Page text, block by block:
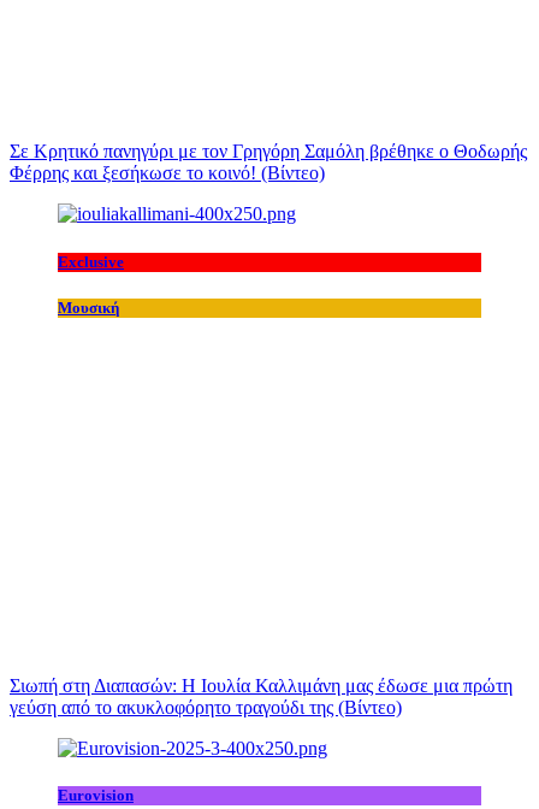
Σε Κρητικό πανηγύρι με τον Γρηγόρη Σαμόλη βρέθηκε ο Θοδωρής
Φέρρης και ξεσήκωσε το κοινό! (Βίντεο)
Exclusive
Μουσική
Σιωπή στη Διαπασών: Η Ιουλία Καλλιμάνη μας έδωσε μια πρώτη
γεύση από το ακυκλοφόρητο τραγούδι της (Βίντεο)
Eurovision